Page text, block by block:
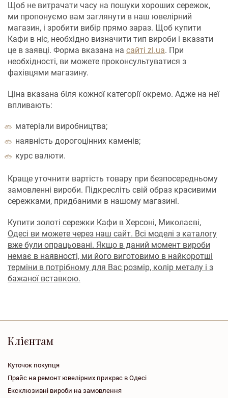
Щоб не витрачати часу на пошуки хороших сережок,
ми пропонуємо вам заглянути в наш ювелірний
магазин, і зробити вибір прямо зараз. Щоб купити
Кафи в ніс, необхідно визначити тип вироби і вказати
це в заявці. Форма вказана на сайті zl.ua. При
необхідності, ви можете проконсультуватися з
фахівцями магазину.
Ціна вказана біля кожної категорії окремо. Адже на неї
впливають:
матеріали виробництва;
наявність дорогоцінних каменів;
курс валюти.
Краще уточнити вартість товару при безпосередньому
замовленні вироби. Підкресліть свій образ красивими
сережками, придбаними в нашому магазині.
Купити золоті сережки Кафи в Херсоні, Миколаєві,
Одесі ви можете через наш сайт. Всі моделі з каталогу
вже були опрацьовані. Якщо в даний момент вироби
немає в наявності, ми його виготовимо в найкоротші
терміни в потрібному для Вас розмір, колір металу і з
бажаної вставкою.
Клієнтам
Куточок покупця
Прайс на ремонт ювелірних прикрас в Одесі
Ексклюзивні вироби на замовлення